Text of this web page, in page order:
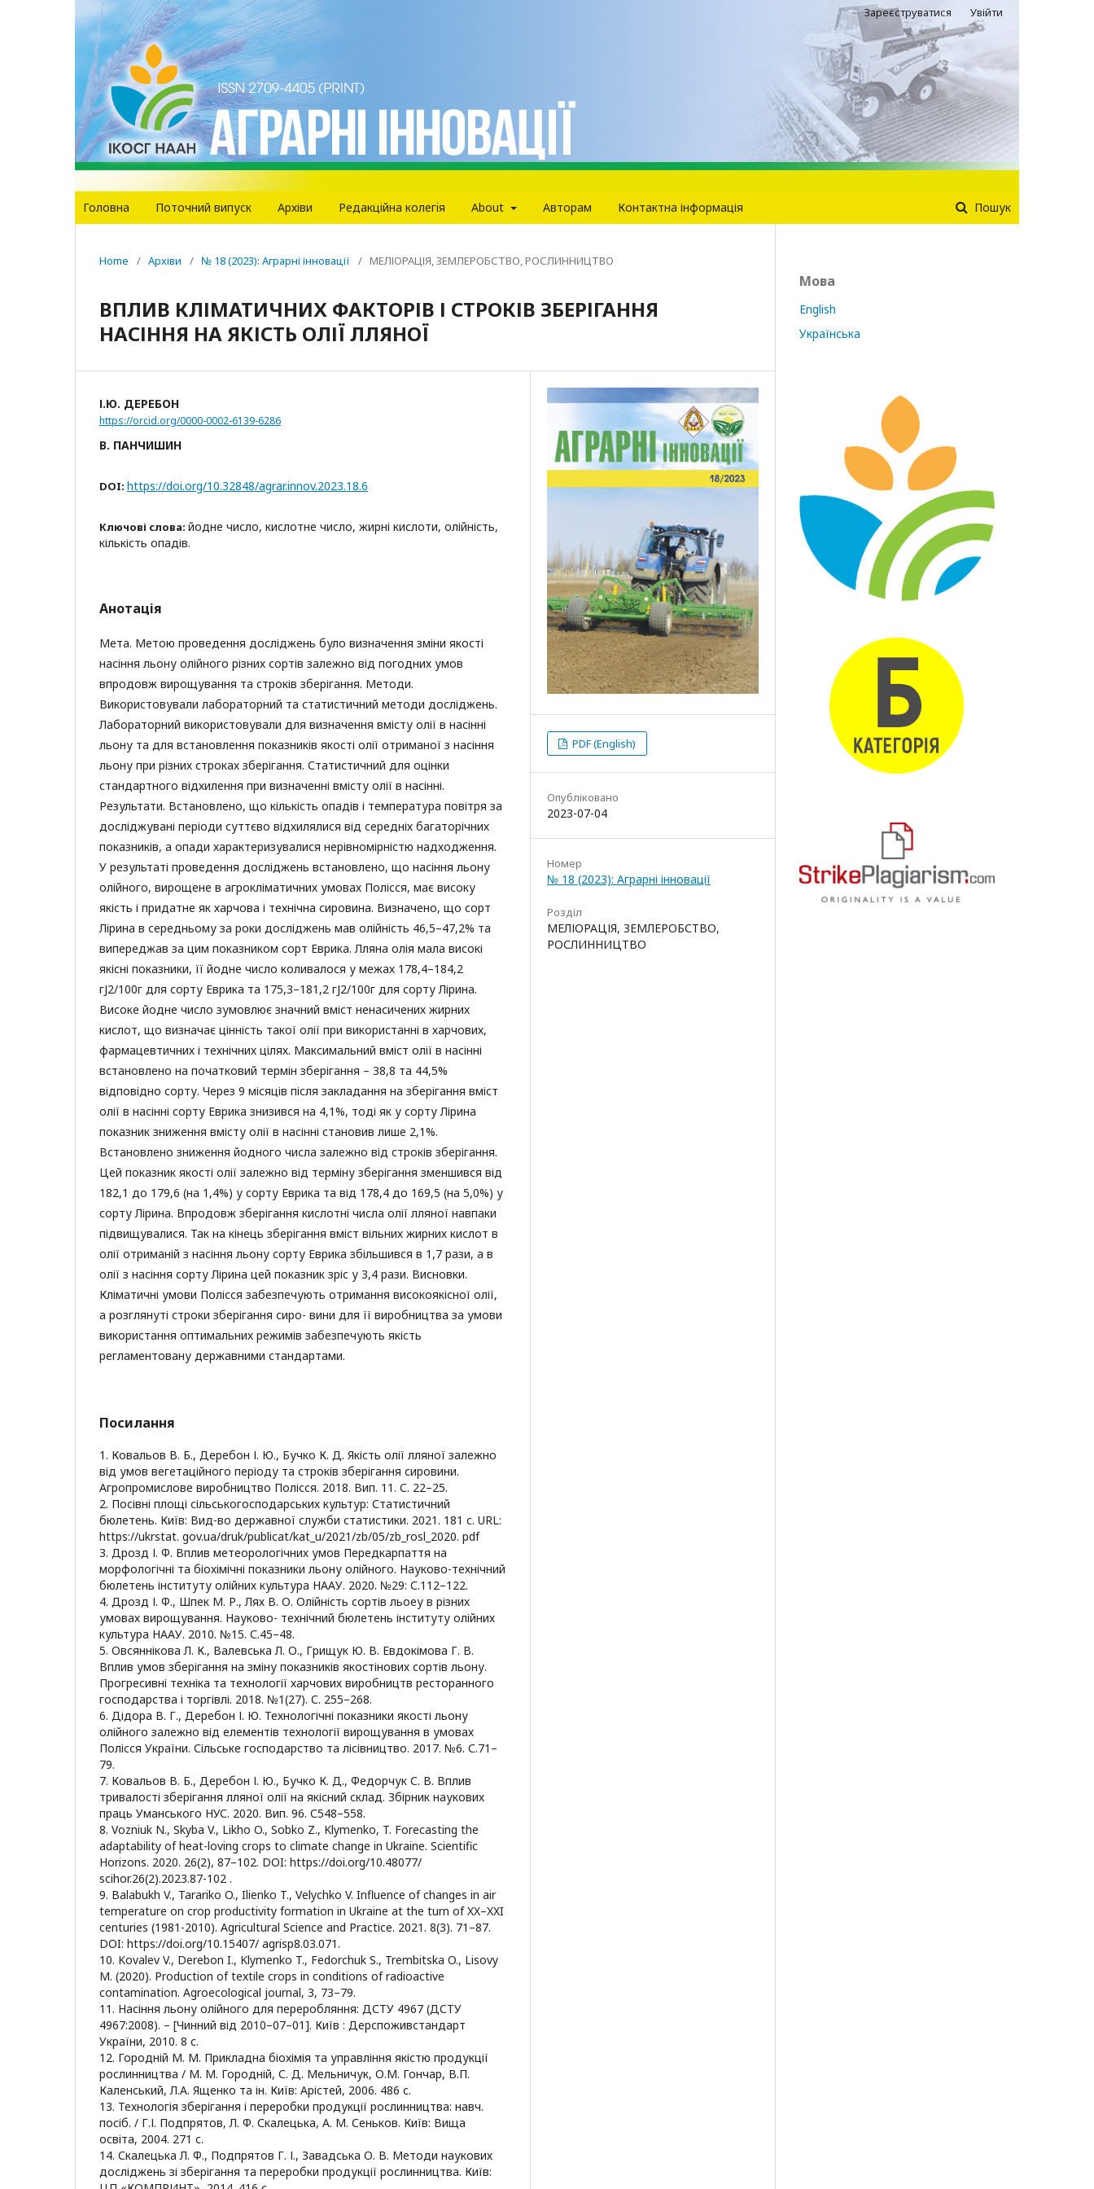
Головна Поточний випуск Архіви Редакцiйна колегiя About Авторам Контактна інформація Пошук
Зареєструватися Увійти
Home / Архіви / № 18 (2023): Аграрні інновації / МЕЛІОРАЦІЯ, ЗЕМЛЕРОБСТВО, РОСЛИННИЦТВО
ВПЛИВ КЛІМАТИЧНИХ ФАКТОРІВ І СТРОКІВ ЗБЕРІГАННЯ
НАСІННЯ НА ЯКІСТЬ ОЛІЇ ЛЛЯНОЇ
І.Ю. ДЕРЕБОН
https://orcid.org/0000-0002-6139-6286
В. ПАНЧИШИН
DOI: https://doi.org/10.32848/agrar.innov.2023.18.6
Ключові слова: йодне число, кислотне число, жирні кислоти, олійність,
кількість опадів.
Анотація
Мета. Метою проведення досліджень було визначення зміни якості
насіння льону олійного різних сортів залежно від погодних умов
впродовж вирощування та строків зберігання. Методи.
Використовували лабораторний та статистичний методи досліджень.
Лабораторний використовували для визначення вмісту олії в насінні
льону та для встановлення показників якості олії отриманої з насіння
льону при різних строках зберігання. Статистичний для оцінки
стандартного відхилення при визначенні вмісту олії в насінні.
Результати. Встановлено, що кількість опадів і температура повітря за
досліджувані періоди суттєво відхилялися від середніх багаторічних
показників, а опади характеризувалися нерівномірністю надходження.
У результаті проведення досліджень встановлено, що насіння льону
олійного, вирощене в агрокліматичних умовах Полісся, має високу
якість і придатне як харчова і технічна сировина. Визначено, що сорт
Лірина в середньому за роки досліджень мав олійність 46,5–47,2% та
випереджав за цим показником сорт Еврика. Лляна олія мала високі
якісні показники, її йодне число коливалося у межах 178,4–184,2
гJ2/100г для сорту Еврика та 175,3–181,2 гJ2/100г для сорту Лірина.
Високе йодне число зумовлює значний вміст ненасичених жирних
кислот, що визначає цінність такої олії при використанні в харчових,
фармацевтичних і технічних цілях. Максимальний вміст олії в насінні
встановлено на початковий термін зберігання – 38,8 та 44,5%
відповідно сорту. Через 9 місяців після закладання на зберігання вміст
олії в насінні сорту Еврика знизився на 4,1%, тоді як у сорту Лірина
показник зниження вмісту олії в насінні становив лише 2,1%.
Встановлено зниження йодного числа залежно від строків зберігання.
Цей показник якості олії залежно від терміну зберігання зменшився від
182,1 до 179,6 (на 1,4%) у сорту Еврика та від 178,4 до 169,5 (на 5,0%) у
сорту Лірина. Впродовж зберігання кислотні числа олії лляної навпаки
підвищувалися. Так на кінець зберігання вміст вільних жирних кислот в
олії отриманій з насіння льону сорту Еврика збільшився в 1,7 рази, а в
олії з насіння сорту Лірина цей показник зріс у 3,4 рази. Висновки.
Кліматичні умови Полісся забезпечують отримання високоякісної олії,
а розглянуті строки зберігання сиро- вини для її виробництва за умови
використання оптимальних режимів забезпечують якість
регламентовану державними стандартами.
Посилання
1. Ковальов В. Б., Деребон І. Ю., Бучко К. Д. Якість олії лляної залежно
від умов вегетаційного періоду та строків зберігання сировини.
Агропромислове виробництво Полісся. 2018. Вип. 11. С. 22–25.
2. Посівні площі сільськогосподарських культур: Статистичний
бюлетень. Київ: Вид-во державної служби статистики. 2021. 181 с. URL:
https://ukrstat. gov.ua/druk/publicat/kat_u/2021/zb/05/zb_rosl_2020. pdf
3. Дрозд І. Ф. Вплив метеорологічних умов Передкарпаття на
морфологічні та біохімічні показники льону олійного. Науково-технічний
бюлетень інституту олійних культура НААУ. 2020. №29: С.112–122.
4. Дрозд І. Ф., Шпек М. Р., Лях В. О. Олійність сортів льоеу в різних
умовах вирощування. Науково- технічний бюлетень інституту олійних
культура НААУ. 2010. №15. С.45–48.
5. Овсяннікова Л. К., Валевська Л. О., Грищук Ю. В. Евдокімова Г. В.
Вплив умов зберігання на зміну показників якостінових сортів льону.
Прогресивні техніка та технології харчових виробництв ресторанного
господарства і торгівлі. 2018. №1(27). С. 255–268.
6. Дідора В. Г., Деребон І. Ю. Технологічні показники якості льону
олійного залежно від елементів технології вирощування в умовах
Полісся України. Сільське господарство та лісівництво. 2017. №6. С.71–
79.
7. Ковальов В. Б., Деребон І. Ю., Бучко К. Д., Федорчук С. В. Вплив
тривалості зберігання лляної олії на якісний склад. Збірник наукових
праць Уманського НУС. 2020. Вип. 96. С548–558.
8. Vozniuk N., Skyba V., Likho O., Sobko Z., Klymenko, T. Forecasting the
adaptability of heat-loving crops to climate change in Ukraine. Scientific
Horizons. 2020. 26(2), 87–102. DOI: https://doi.org/10.48077/
scihor.26(2).2023.87-102 .
9. Balabukh V., Tarariko O., Ilienko T., Velychko V. Influence of changes in air
temperature on crop productivity formation in Ukraine at the turn of XX–XXI
centuries (1981-2010). Agricultural Science and Practice. 2021. 8(3). 71–87.
DOI: https://doi.org/10.15407/ agrisp8.03.071.
10. Kovalev V., Derebon I., Klymenko T., Fedorchuk S., Trembitska O., Lisovy
M. (2020). Production of textile crops in conditions of radioactive
contamination. Agroecological journal, 3, 73–79.
11. Насіння льону олійного для переробляння: ДСТУ 4967 (ДСТУ
4967:2008). – [Чинний від 2010–07–01]. Київ : Дерспоживстандарт
України, 2010. 8 с.
12. Городній М. М. Прикладна біохімія та управління якістю продукції
рослинництва / М. М. Городній, С. Д. Мельничук, О.М. Гончар, В.П.
Каленський, Л.А. Ященко та ін. Київ: Арістей, 2006. 486 с.
13. Технологія зберігання і переробки продукції рослинництва: навч.
посіб. / Г.І. Подпрятов, Л. Ф. Скалецька, А. М. Сеньков. Київ: Вища
освіта, 2004. 271 с.
14. Скалецька Л. Ф., Подпрятов Г. І., Завадська О. В. Методи наукових
досліджень зі зберігання та переробки продукції рослинництва. Київ:
PDF (English)
Опубліковано
2023-07-04
Номер
№ 18 (2023): Аграрні інновації
Розділ
МЕЛІОРАЦІЯ, ЗЕМЛЕРОБСТВО,
РОСЛИННИЦТВО
Мова
English
Українська